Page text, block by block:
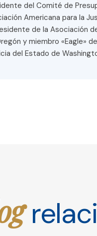
del Comité de
Americana para la
de la Asociación
y miembro «Eagle»
del Estado de